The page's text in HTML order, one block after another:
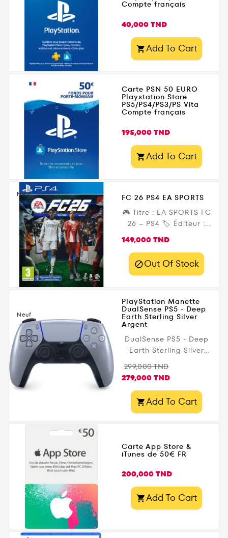
Compte français
Prix
40,000 TND
Add To Cart
Carte PSN 50 EURO
Playstation Store
PS5/PS4/PS3/PS Vita
Compte français
Prix
195,000 TND
Add To Cart
Neuf
FC 26 PS4 EA SPORTS
🎮 Titre : EA SPORTS FC
26 – PS4 🏷️ Éditeur :
de sortie : 26
septembre 2025 🚀
Accès anticipé : 19
Gamezone.tn : avec
livraison rapide en
Tunisie
Prix
149,000 TND
Out Of Stock
Neuf
PlayStation Manette
DualSense PS5 - Deep
Earth Sterling Silver
Argent
DualSense PS5 - Deep
Earth Sterling Silver
Prix
de
299,000 TND
279,000 TND
Add To Cart
Carte App Store &
iTunes de 50€ FR
Prix
200,000 TND
Add To Cart